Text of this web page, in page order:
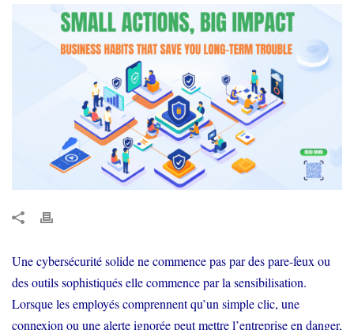
Une cybersécurité solide ne commence pas par des pare-feux ou
des outils sophistiqués elle commence par la sensibilisation.
Lorsque les employés comprennent qu’un simple clic, une
connexion ou une alerte ignorée peut mettre l’entreprise en danger,